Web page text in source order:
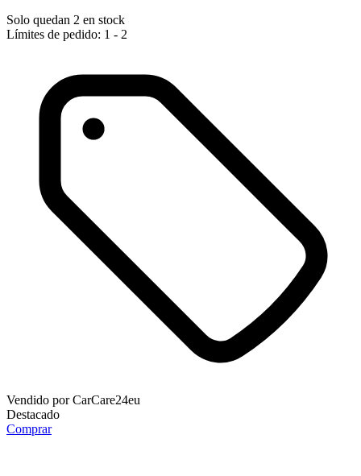
Solo quedan 2 en stock
Límites de pedido: 1 - 2
Vendido porCarCare24eu
Destacado
Comprar